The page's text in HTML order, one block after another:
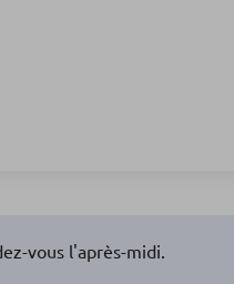
vous l'après-midi.